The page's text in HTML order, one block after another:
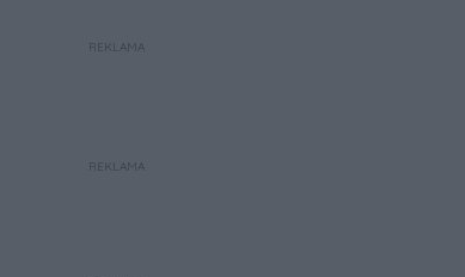
REKLAMA
REKLAMA